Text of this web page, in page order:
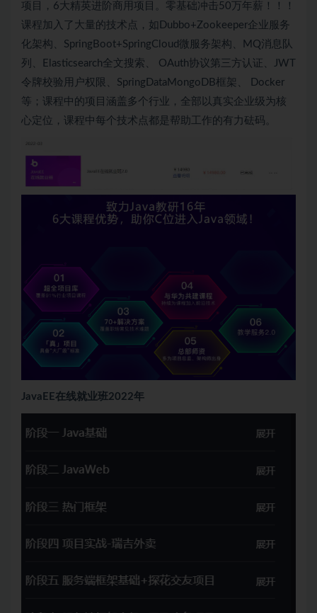
项目，6大精英进阶商用项目。零基础冲击50万年薪！！！
课程加入了大量的技术点，如Dubbo+Zookeeper企业服务
化架构、SpringBoot+SpringCloud微服务架构、MQ消息队
列、Elasticsearch全文搜索、 OAuth协议第三方认证、JWT
令牌校验用户权限、SpringDataMongoDB框架、 Docker
等；课程中的项目涵盖多个行业，全部以真实企业级为核
心定位，课程中每个技术点都是帮助工作的有力砝码。
JavaEE在线就业班2022年